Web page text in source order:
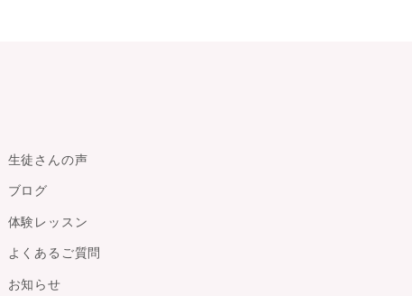
生徒さんの声
ブログ
体験レッスン
よくあるご質問
お知らせ